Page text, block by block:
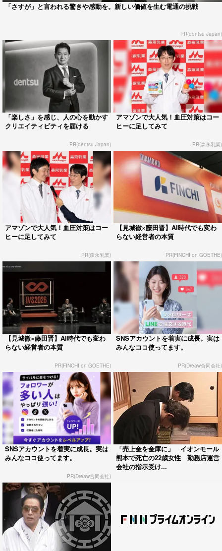
「さすが」と言われる驚きや感動を。新しい価値を生む電通の挑戦
PR(dentsu Japan)
「楽しさ」を感じ、人の心を動かす
クリエイティビティを届ける
PR(dentsu Japan)
アマゾンで大人気！血圧対策はコー
ヒーに足してみて
PR(森永乳業)
アマゾンで大人気！血圧対策はコー
ヒーに足してみて
PR(森永乳業)
【見城徹×藤田晋】AI時代でも変わ
らない経営者の本質
PR(FINCHI on GOETHE)
【見城徹×藤田晋】AI時代でも変わ
らない経営者の本質
PR(FINCHI on GOETHE)
SNSアカウントを着実に成長。実は
みんなココ使ってます。
PR(Dreaw合同会社)
SNSアカウントを着実に成長。実は
みんなココ使ってます。
PR(Dreaw合同会社)
「売上金を金庫に」 イオンモール
熊本で死亡の22歳女性 勤務店運営
会社の指示受け...